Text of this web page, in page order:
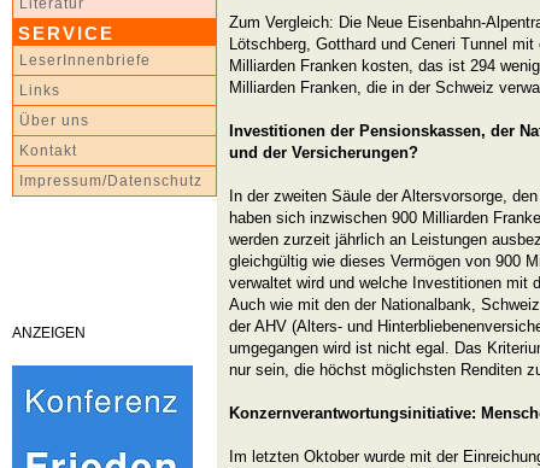
Literatur
SERVICE
LeserInnenbriefe
Links
Über uns
Kontakt
Impressum/Datenschutz
ANZEIGEN
Zum Vergleich: Die Neue Eisenbahn-
Lötschberg, Gotthard und Ceneri Tunnel
Milliarden Franken kosten, das ist 294
Milliarden Franken, die in der Schweiz
Investitionen der Pensionskassen, der
und der Versicherungen?
In der zweiten Säule der Altersvorsorge,
haben sich inzwischen 900 Milliarden
werden zurzeit jährlich an Leistungen
gleichgültig wie dieses Vermögen von 900
verwaltet wird und welche Investitionen mit
Auch wie mit den der Nationalbank,
der AHV (Alters- und
umgegangen wird ist nicht egal. Das
nur sein, die höchst möglichsten Renditen
Konzernverantwortungsinitiative:
Im letzten Oktober wurde mit der